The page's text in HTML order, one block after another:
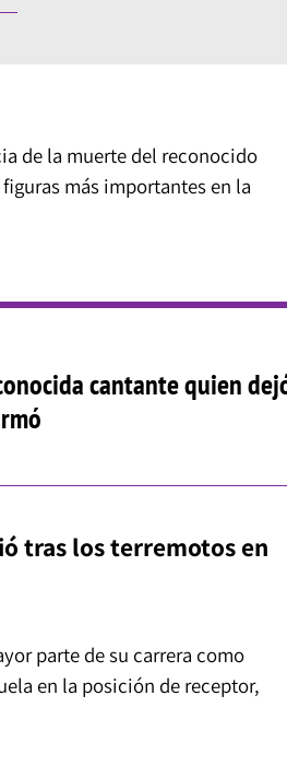
de la muerte del reconocido
más importantes en la
cantante quien
tras los terremotos en
parte de su carrera como
en la posición de receptor,